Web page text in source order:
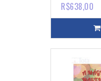
R$638,00